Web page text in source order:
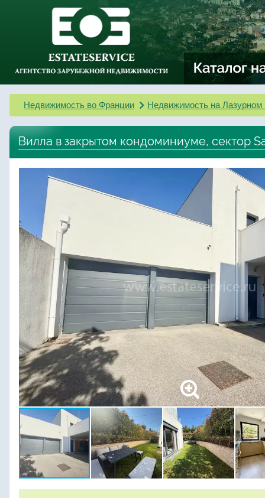
Недвижимость во Франции Недвижимость на Лазурном
Вилла в закрытом кондоминиуме, сектор